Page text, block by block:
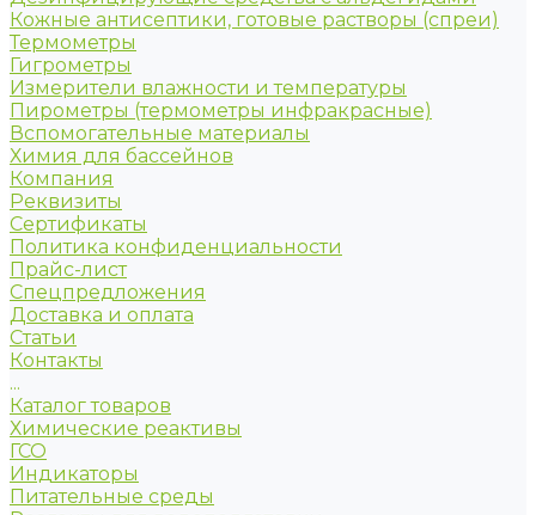
Кожные антисептики, готовые растворы (спреи)
Термометры
Гигрометры
Измерители влажности и температуры
Пирометры (термометры инфракрасные)
Вспомогательные материалы
Химия для бассейнов
Компания
Реквизиты
Сертификаты
Политика конфиденциальности
Прайс-лист
Спецпредложения
Доставка и оплата
Статьи
Контакты
...
Каталог товаров
Химические реактивы
ГСО
Индикаторы
Питательные среды